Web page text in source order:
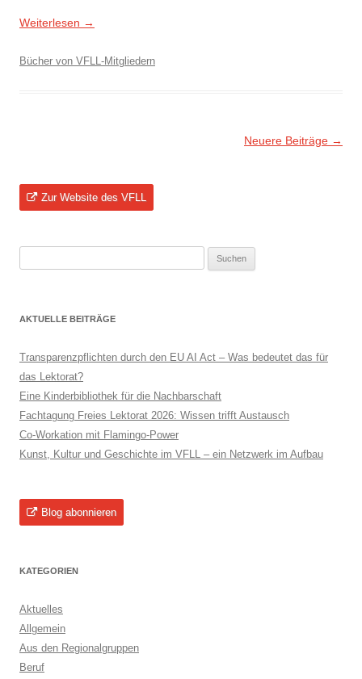
Weiterlesen →
Bücher von VFLL-Mitgliedern
Neuere Beiträge →
Zur Website des VFLL
AKTUELLE BEITRÄGE
Transparenzpflichten durch den EU AI Act – Was bedeutet das für
das Lektorat?
Eine Kinderbibliothek für die Nachbarschaft
Fachtagung Freies Lektorat 2026: Wissen trifft Austausch
Co-Workation mit Flamingo-Power
Kunst, Kultur und Geschichte im VFLL – ein Netzwerk im Aufbau
Blog abonnieren
KATEGORIEN
Aktuelles
Allgemein
Aus den Regionalgruppen
Beruf